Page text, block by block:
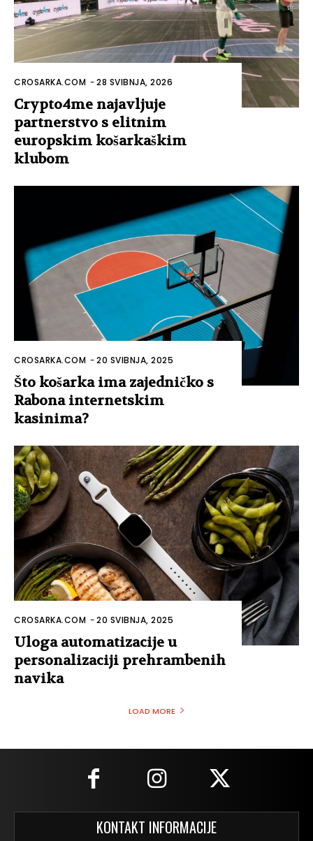
CROSARKA.COM -28 SVIBNJA, 2026
Crypto4me najavljuje
partnerstvo s elitnim
europskim košarkaškim
klubom
CROSARKA.COM -20 SVIBNJA, 2025
Što košarka ima zajedničko s
Rabona internetskim
kasinima?
CROSARKA.COM -20 SVIBNJA, 2025
Uloga automatizacije u
personalizaciji prehrambenih
navika
LOAD MORE
KONTAKT INFORMACIJE